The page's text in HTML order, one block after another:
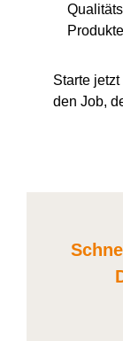
Starte
den Job,